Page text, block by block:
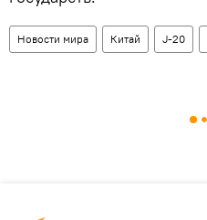
Новости мира Китай J-20